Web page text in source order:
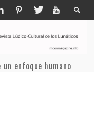
enfoque humano